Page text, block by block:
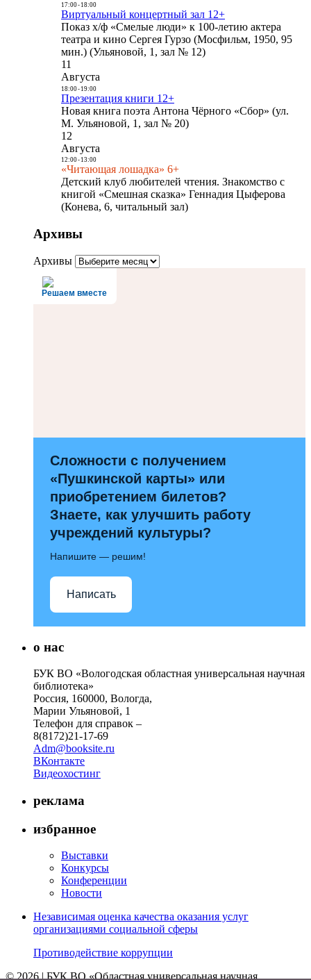
17:00- 18:00
Виртуальный концертный зал 12+
Показ х/ф «Смелые люди» к 100-летию актера
театра и кино Сергея Гурзо (Мосфильм, 1950, 95
мин.) (Ульяновой, 1, зал № 12)
11
Августа
18:00- 19:00
Презентация книги 12+
Новая книга поэта Антона Чёрного «Сбор» (ул.
М. Ульяновой, 1, зал № 20)
12
Августа
12:00- 13:00
«Читающая лошадка» 6+
Детский клуб любителей чтения. Знакомство с
книгой «Смешная сказка» Геннадия Цыферова
(Конева, 6, читальный зал)
Архивы
Архивы
Решаем вместе
Сложности с получением
«Пушкинской карты» или
приобретением билетов?
Знаете, как улучшить работу
учреждений культуры?
Напишите — решим!
Написать
о нас
БУК ВО «Вологодская областная универсальная научная
библиотека»
Россия, 160000, Вологда,
Марии Ульяновой, 1
Телефон для справок –
8(8172)21-17-69
Adm@booksite.ru
ВКонтакте
Видеохостинг
реклама
избранное
Выставки
Конкурсы
Конференции
Новости
Независимая оценка качества оказания услуг
организациями социальной сферы
Противодействие коррупции
© 2026 | БУК ВО «Областная универсальная научная